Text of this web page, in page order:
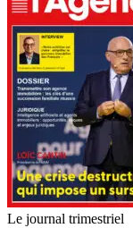
Le journal trimestriel